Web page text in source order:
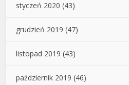
styczeń 2020 (43)
grudzień 2019 (47)
listopad 2019 (43)
październik 2019 (46)